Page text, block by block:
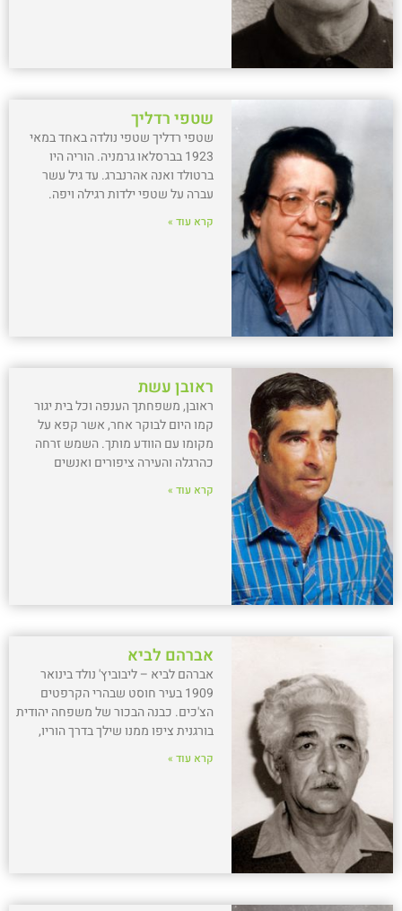
שטפי רדליך
שטפי רדליך שטפי נולדה באחד במאי
1923 בברסלאו גרמניה. הוריה היו
ברטולד ואנה אהרנברג. עד גיל עשר
עברה על שטפי ילדות רגילה ויפה.
קרא עוד »
ראובן עשת
ראובן, משפחתך הענפה וכל בית יגור
קמו היום לבוקר אחר, אשר קפא על
מקומו עם הוודע מותך. השמש זרחה
כהרגלה והעירה ציפורים ואנשים
קרא עוד »
אברהם לביא
אברהם לביא – ליבוביץ' נולד בינואר
1909 בעיר חוסט שבהרי הקרפטים
הצ'כים. כבנה הבכור של משפחה יהודית
בורגנית ציפו ממנו שילך בדרך הוריו,
קרא עוד »